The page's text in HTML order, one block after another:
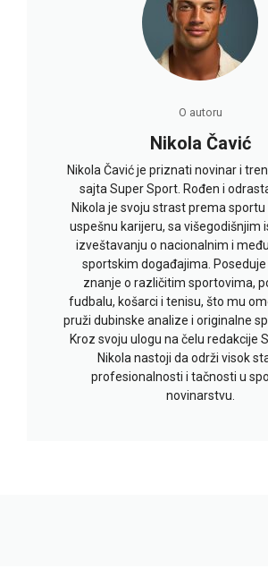
O autoru
Nikola Čavić
Nikola Čavić je priznati novinar i
sajta Super Sport. Rođen i
Nikola je svoju strast prema
uspešnu karijeru, sa višegodišnjim
izveštavanju o nacionalnim i
sportskim događajima.
znanje o različitim sportovima,
fudbalu, košarci i tenisu, što mu
pruži dubinske analize i originalne
Kroz svoju ulogu na čelu redakcije
Nikola nastoji da održi visok
profesionalnosti i tačnosti u
novinarstvu.